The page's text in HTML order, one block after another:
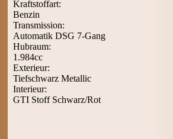
Kraftstoffart:
Benzin
Transmission:
Automatik DSG 7-Gang
Hubraum:
1.984cc
Exterieur:
Tiefschwarz Metallic
Interieur:
GTI Stoff Schwarz/Rot